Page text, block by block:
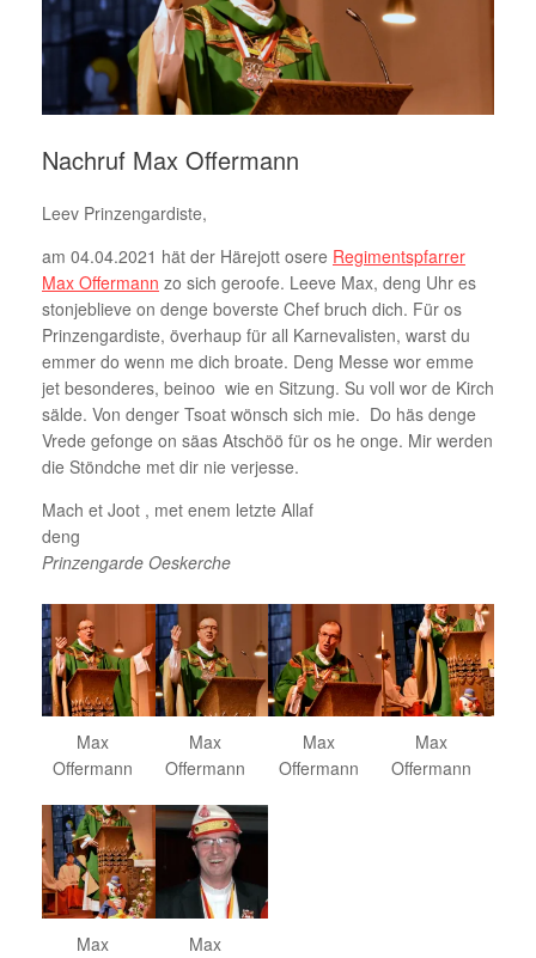
Nachruf Max Offermann
Leev Prinzengardiste,
am 04.04.2021 hät der Härejott osere Regimentspfarrer
Max Offermann zo sich geroofe. Leeve Max, deng Uhr es
stonjeblieve on denge boverste Chef bruch dich. Für os
Prinzengardiste, överhaup für all Karnevalisten, warst du
emmer do wenn me dich broate. Deng Messe wor emme
jet besonderes, beinoo wie en Sitzung. Su voll wor de Kirch
sälde. Von denger Tsoat wönsch sich mie. Do häs denge
Vrede gefonge on säas Atschöö für os he onge. Mir werden
die Stöndche met dir nie verjesse.
Mach et Joot , met enem letzte Allaf
deng
Prinzengarde Oeskerche
Max
Offermann
Max
Offermann
Max
Offermann
Max
Offermann
Max
Max